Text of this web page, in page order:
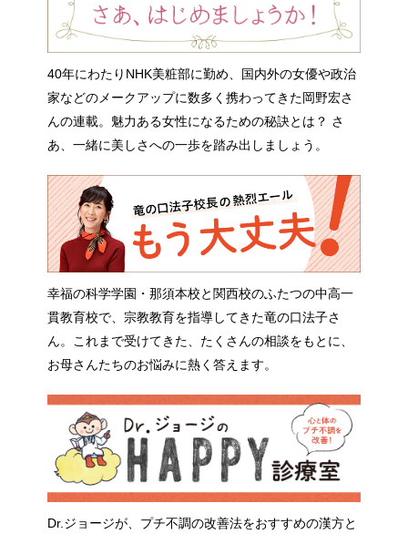
40年にわたりNHK美粧部に勤め、国内外の女優や政治
家などのメークアップに数多く携わってきた岡野宏さ
んの連載。魅力ある女性になるための秘訣とは？ さ
あ、一緒に美しさへの一歩を踏み出しましょう。
幸福の科学学園・那須本校と関西校のふたつの中高一
貫教育校で、宗教教育を指導してきた竜の口法子さ
ん。これまで受けてきた、たくさんの相談をもとに、
お母さんたちのお悩みに熱く答えます。
Dr.ジョージが、プチ不調の改善法をおすすめの漢方と